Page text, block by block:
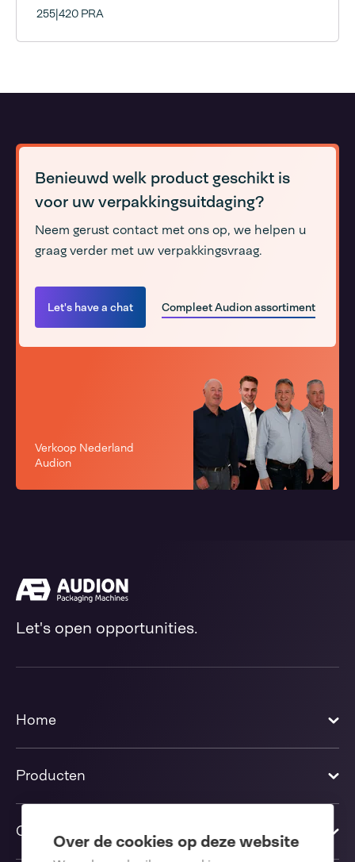
Over de cookies op deze website
255|420 PRA
Benieuwd welk product geschikt is
voor uw verpakkingsuitdaging?
Neem gerust contact met ons op, we helpen u
graag verder met uw verpakkingsvraag.
Let's have a chat Compleet Audion assortiment
Verkoop Nederland
Audion
Let's open opportunities.
Home
Producten
Oplossingen